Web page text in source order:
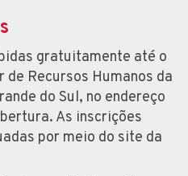
gratuitamente até o
de Recursos Humanos da
do Sul, no endereço
As inscrições
por meio do site da